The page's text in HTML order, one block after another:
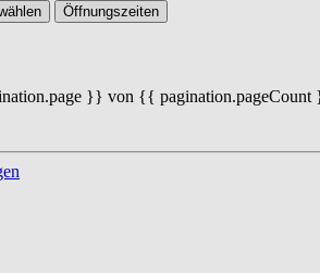
Öffnungszeiten
}} von {{ pagination.pageCount